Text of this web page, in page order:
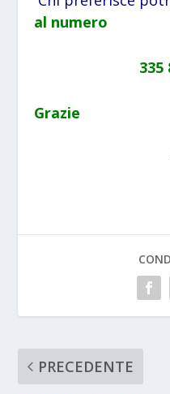
al numero
335
Grazie
PRECEDENTE